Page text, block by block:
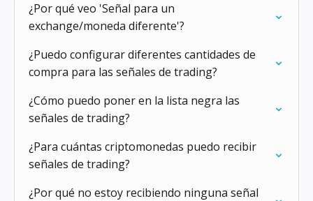
¿Por qué veo 'Señal para un
exchange/moneda diferente'?
¿Puedo configurar diferentes cantidades de
compra para las señales de trading?
¿Cómo puedo poner en la lista negra las
señales de trading?
¿Para cuántas criptomonedas puedo recibir
señales de trading?
¿Por qué no estoy recibiendo ninguna señal